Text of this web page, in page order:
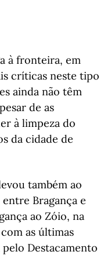
à fronteira, em
críticas neste tipo
ainda não têm
de as
à limpeza do
da cidade de
também ao
Bragança e
ao Zóio, na
as últimas
pelo Destacamento